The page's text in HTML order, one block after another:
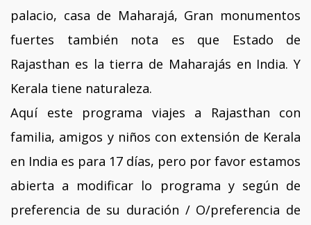
palacio, casa de Maharajá, Gran monumentos
fuertes también nota es que Estado de
Rajasthan es la tierra de Maharajás en India. Y
Kerala tiene naturaleza.
Aquí este programa viajes a Rajasthan con
familia, amigos y niños con extensión de Kerala
en India es para 17 días, pero por favor estamos
abierta a modificar lo programa y según de
preferencia de su duración / O/preferencia de